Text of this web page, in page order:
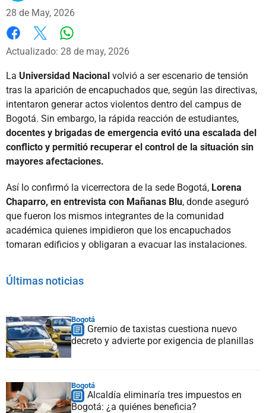
28 de May, 2026
Facebook
X
Actualizado: 28 de may, 2026
La Universidad Nacional volvió a ser escenario de tensión
tras la aparición de encapuchados que, según las directivas,
intentaron generar actos violentos dentro del campus de
Bogotá. Sin embargo, la rápida reacción de estudiantes,
docentes y brigadas de emergencia evitó una escalada del
conflicto y permitió recuperar el control de la situación sin
mayores afectaciones.
Así lo confirmó la vicerrectora de la sede Bogotá, Lorena
Chaparro, en entrevista con Mañanas Blu, donde aseguró
que fueron los mismos integrantes de la comunidad
académica quienes impidieron que los encapuchados
tomaran edificios y obligaran a evacuar las instalaciones.
Últimas noticias
Bogotá
Gremio de taxistas cuestiona nuevo
decreto y advierte por exigencia de planillas
Bogotá
Alcaldía eliminaría tres impuestos en
Bogotá: ¿a quiénes beneficia?